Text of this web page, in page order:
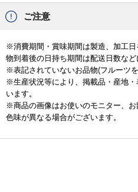
ご注意
※消費期間・賞味期間は製造、加工
物到着後の日持ち期間は配送日数など
※表記されていないお品物(フルーツ
※生産状況等により、掲載品・産地
います。
※商品の画像はお使いのモニター、
色味が異なる場合がございます。